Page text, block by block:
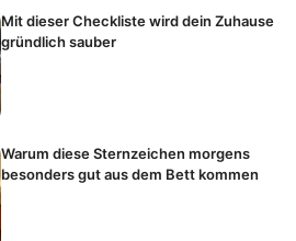
Mit dieser Checkliste wird dein Zuhause
gründlich sauber
Warum diese Sternzeichen morgens
besonders gut aus dem Bett kommen